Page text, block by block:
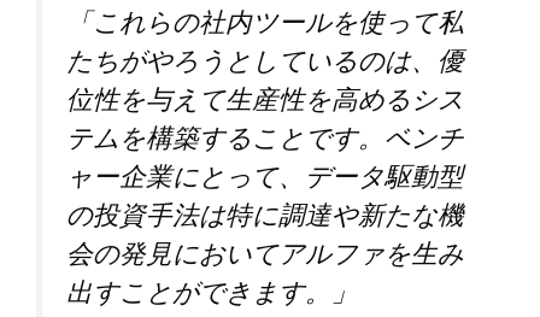
「これらの社内ツールを使って私
たちがやろうとしているのは、優
位性を与えて生産性を高めるシス
テムを構築することです。ベンチ
ャー企業にとって、データ駆動型
の投資手法は特に調達や新たな機
会の発見においてアルファを生み
出すことができます。」